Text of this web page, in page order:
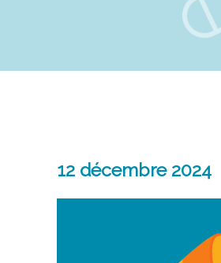
12 décembre 2024